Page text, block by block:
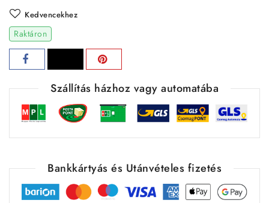
Kedvencekhez
Raktáron
Szállítás házhoz vagy automatába
Bankkártyás és Utánvételes fizetés